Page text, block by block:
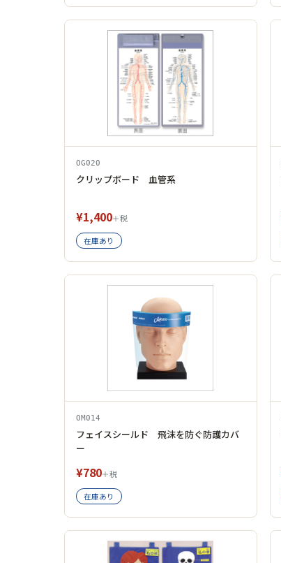
OG020
クリップボード 血管系
¥1,400＋税
在庫あり
OM014
フェイスシールド 飛沫を防ぐ防護カバ
ー
¥780＋税
在庫あり